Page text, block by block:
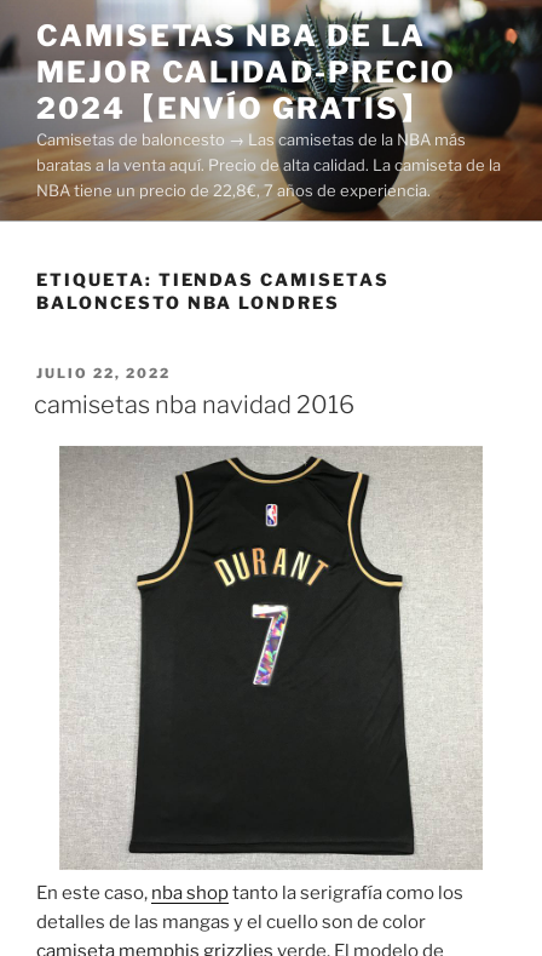
al
contenido
CAMISETAS NBA DE LA
MEJOR CALIDAD-PRECIO
2024【ENVÍO GRATIS】
Camisetas de baloncesto → Las camisetas de la NBA más
baratas a la venta aquí. Precio de alta calidad. La camiseta de la
NBA tiene un precio de 22,8€, 7 años de experiencia.
ETIQUETA: TIENDAS CAMISETAS
BALONCESTO NBA LONDRES
PUBLICADO
JULIO 22, 2022
camisetas nba navidad 2016
En este caso, nba shoptanto la serigrafía como los
detalles de las mangas y el cuello son de color
camiseta memphis grizzlies verde. El modelo de